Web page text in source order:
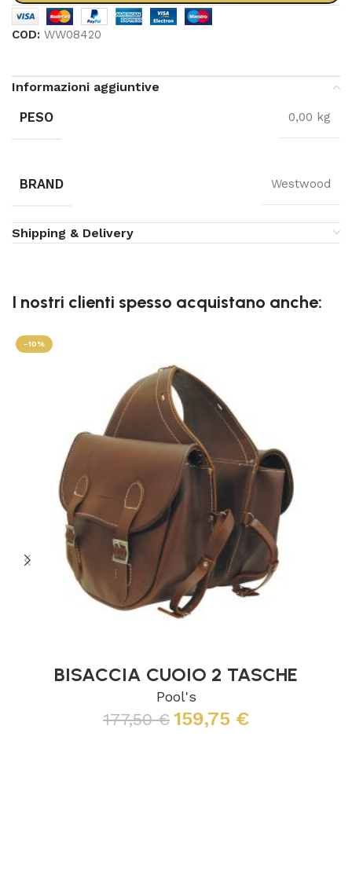
COD:WW08420
Informazioni aggiuntive
PESO 0,00 kg
BRAND Westwood
Shipping & Delivery
I nostri clienti spesso acquistano anche:
-10%
BISACCIA CUOIO 2 TASCHE
Pool's
177,50€ 159,75 €